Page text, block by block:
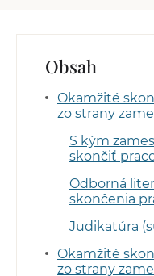
Obsah
Okamžité
zo strany
S kým
skončiť
Odborná
skončenia
Judikatúra
Okamžité
zo strany